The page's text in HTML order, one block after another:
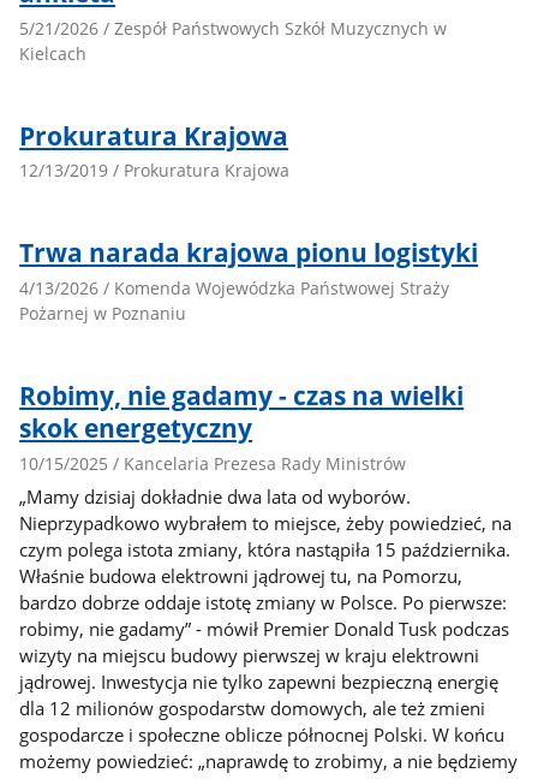
5/21/2026 / Zespół Państwowych Szkół Muzycznych w
Kielcach
Prokuratura Krajowa
12/13/2019 / Prokuratura Krajowa
Trwa narada krajowa pionu logistyki
4/13/2026 / Komenda Wojewódzka Państwowej Straży
Pożarnej w Poznaniu
Robimy, nie gadamy - czas na wielki
skok energetyczny
10/15/2025 / Kancelaria Prezesa Rady Ministrów
„Mamy dzisiaj dokładnie dwa lata od wyborów.
Nieprzypadkowo wybrałem to miejsce, żeby powiedzieć, na
czym polega istota zmiany, która nastąpiła 15 października.
Właśnie budowa elektrowni jądrowej tu, na Pomorzu,
bardzo dobrze oddaje istotę zmiany w Polsce. Po pierwsze:
robimy, nie gadamy” - mówił Premier Donald Tusk podczas
wizyty na miejscu budowy pierwszej w kraju elektrowni
jądrowej. Inwestycja nie tylko zapewni bezpieczną energię
dla 12 milionów gospodarstw domowych, ale też zmieni
gospodarcze i społeczne oblicze północnej Polski. W końcu
możemy powiedzieć: „naprawdę to zrobimy, a nie będziemy